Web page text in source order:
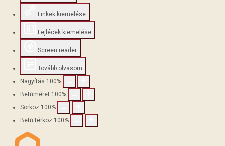
Linkek kiemelése
Fejlécek kiemelése
Screen reader
Tovább olvasom
Nagyítás 100%
Betűméret 100%
Sorköz 100%
Betű térköz 100%